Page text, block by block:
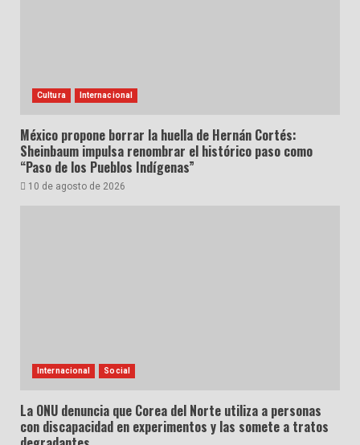
Cultura Internacional
México propone borrar la huella de Hernán Cortés:
Sheinbaum impulsa renombrar el histórico paso como
“Paso de los Pueblos Indígenas”
10 de agosto de 2026
Internacional Social
La ONU denuncia que Corea del Norte utiliza a personas
con discapacidad en experimentos y las somete a tratos